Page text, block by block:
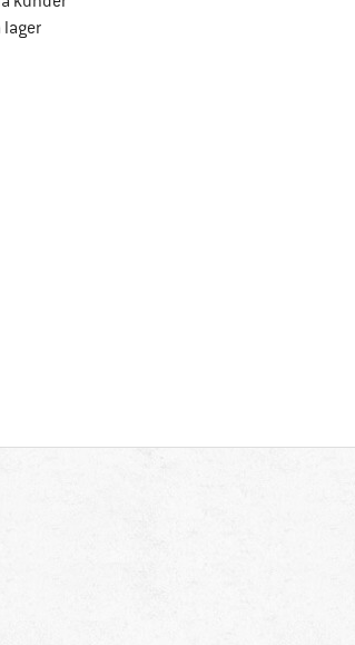
garanti - hitta all information här!